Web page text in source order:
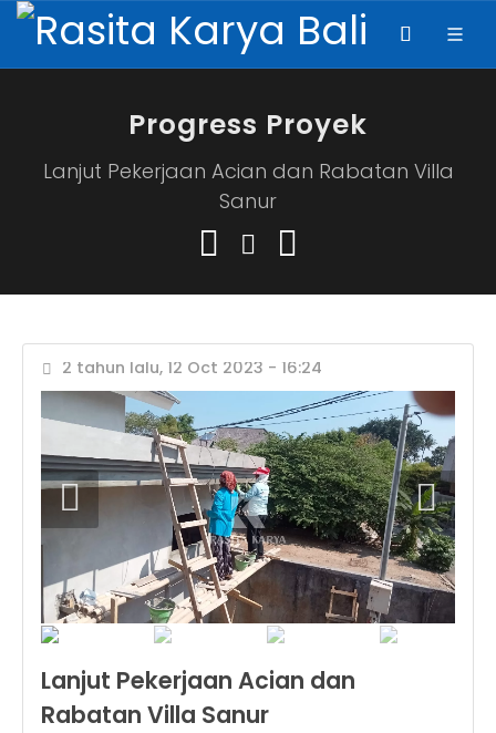
Progress Proyek
Lanjut Pekerjaan Acian dan Rabatan Villa
Sanur
2 tahun lalu, 12 Oct 2023 - 16:24
Lanjut Pekerjaan Acian dan
Rabatan Villa Sanur